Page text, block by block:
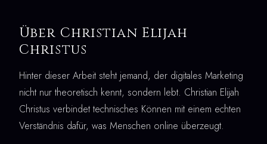
Über Christian Elijah
Christus
Hinter dieser Arbeit steht jemand, der digitales Marketing
nicht nur theoretisch kennt, sondern lebt. Christian Elijah
Christus verbindet technisches Können mit einem echten
Verständnis dafür, was Menschen online überzeugt.